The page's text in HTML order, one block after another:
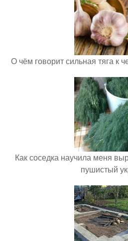
О чём говорит сильная тяга к
Как соседка научила меня
пушистый